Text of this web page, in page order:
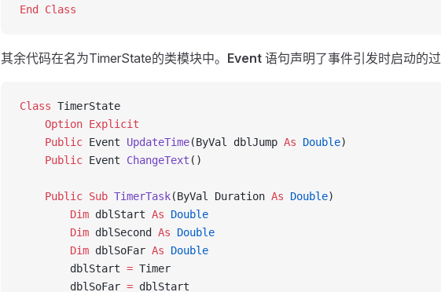
End Class
其余代码在名为TimerState的类模块中。 Event 语句声明了事件引发时启动的过
Class TimerState
    Option Explicit
    Public
Event UpdateTime(ByVal dblJump As Double)
    Public
Event ChangeText ()
    Public Sub
TimerTask(ByVal Duration As Double)
        Dim
dblStart As Double
        Dim
dblSecond As Double
        Dim
dblSoFar As Double
        dblStart
= Timer
        dblSoFar
= dblStart